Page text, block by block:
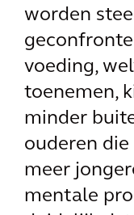
worden
voeding,
toenemen,
minder
ouderen
meer
mentale